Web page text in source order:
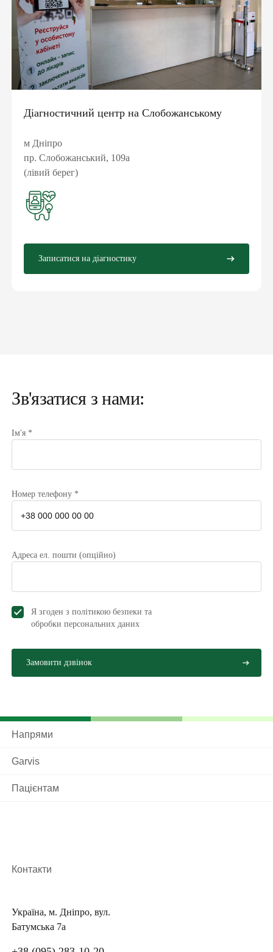
Діагностичний центр на Слобожанському
м Дніпро
пр. Слобожанський, 109а
(лівий берег)
Записатися на діагностику
Зв'язатися з нами:
Ім'я *
Номер телефону *
Адреса ел. пошти (опційно)
Я згоден з політикою безпеки та
обробки персональних даниx
Напрями
Garvis
Пацієнтам
Контакти
Україна, м. Дніпро, вул.
Батумська 7а